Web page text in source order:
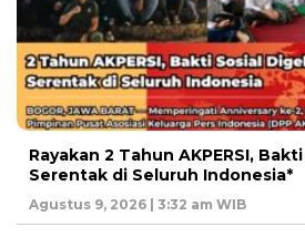
Rayakan 2 Tahun AKPERSI,
Serentak di Seluruh Indonesia*
Agustus 9, 2026 | 3:32 am WIB